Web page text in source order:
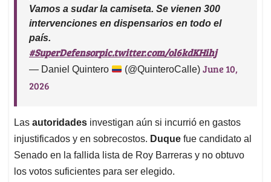
Vamos a sudar la camiseta. Se vienen 300
intervenciones en dispensarios en todo el
país.
#SuperDefensorpic.twitter.com/ol6kdKHihj
— Daniel Quintero (@QuinteroCalle)June 10,
2026
Las autoridades investigan aún si incurrió en gastos
injustificados y en sobrecostos. Duque fue candidato al
Senado en la fallida lista de Roy Barreras y no obtuvo
los votos suficientes para ser elegido.